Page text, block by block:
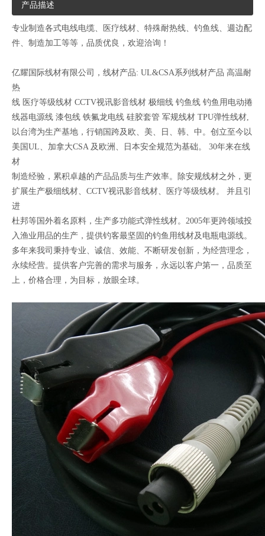
产品描述
专业制造各式电线电缆、医疗线材、特殊耐热线、钓鱼线、週边配
件、制造加工等等，品质优良，欢迎洽询！
亿耀国际线材有限公司，线材产品: UL&CSA系列线材产品 高温耐
热
线 医疗等级线材 CCTV视讯影音线材 极细线 钓鱼线 钓鱼用电动捲
线器电源线 漆包线 铁氟龙电线 硅胶套管 军规线材 TPU弹性线材,
以台湾为生产基地，行销国跨及欧、美、日、韩、中。创立至今以
美国UL、加拿大CSA 及欧洲、日本安全规范为基础。 30年来在线
材
制造经验，累积卓越的产品品质与生产效率。除安规线材之外，更
扩展生产极细线材、CCTV视讯影音线材、医疗等级线材。 并且引
进
杜邦等国外着名原料，生产多功能式弹性线材。2005年更跨领域投
入渔业用品的生产，提供钓客最坚固的钓鱼用线材及电瓶电源线。
多年来我司秉持专业、诚信、效能、不断研发创新，为经营理念，
永续经营。提供客户完善的需求与服务，永远以客户第一，品质至
上，价格合理，为目标，放眼全球。